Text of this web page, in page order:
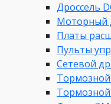
Дроссель
Моторный
Платы
Пульты
Сетевой
Тормозной